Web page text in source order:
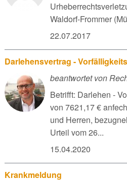
Waldorf-Frommer
22.07.2017
Darlehensvertrag -
beantwortet von
Betrifft: Darlehen -
von 7621,17 €
und Herren,
Urteil vom 26...
15.04.2020
Krankmeldung